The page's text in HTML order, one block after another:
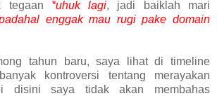
tegaan *uhuk lagi, jadi baiklah mari
enggak mau rugi pake domain
tahun baru, saya lihat di timeline
kontroversi tentang merayakan
disini saya tidak akan membahas